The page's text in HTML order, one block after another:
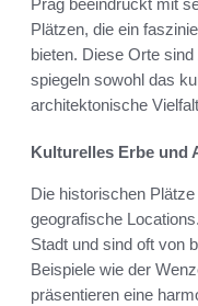
Prag beeindruckt mit
Plätzen, die ein
bieten. Diese Orte
spiegeln sowohl das
architektonische
Kulturelles Erbe und
Die historischen
geografische
Stadt und sind oft von
Beispiele wie der
präsentieren eine